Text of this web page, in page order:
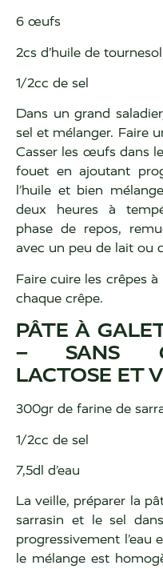
6 œufs
2cs d’huile de tournesol
1/2cc de sel
Dans un grand
sel et mélanger. Faire
Casser les œufs dans
fouet en ajoutant
l’huile et bien
deux heures à
phase de repos,
avec un peu de lait ou
Faire cuire les crêpes
chaque crêpe.
PÂTE À
– SANS
LACTOSE ET
300gr de farine de
1/2cc de sel
7,5dl d’eau
La veille, préparer la
sarrasin et le sel
progressivement l’eau
le mélange est